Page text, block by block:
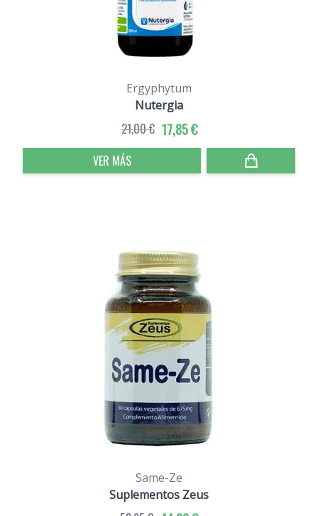
Ergyphytum
Nutergia
17,85 €
21,00 €
VER MÁS
Same-Ze
Suplementos Zeus